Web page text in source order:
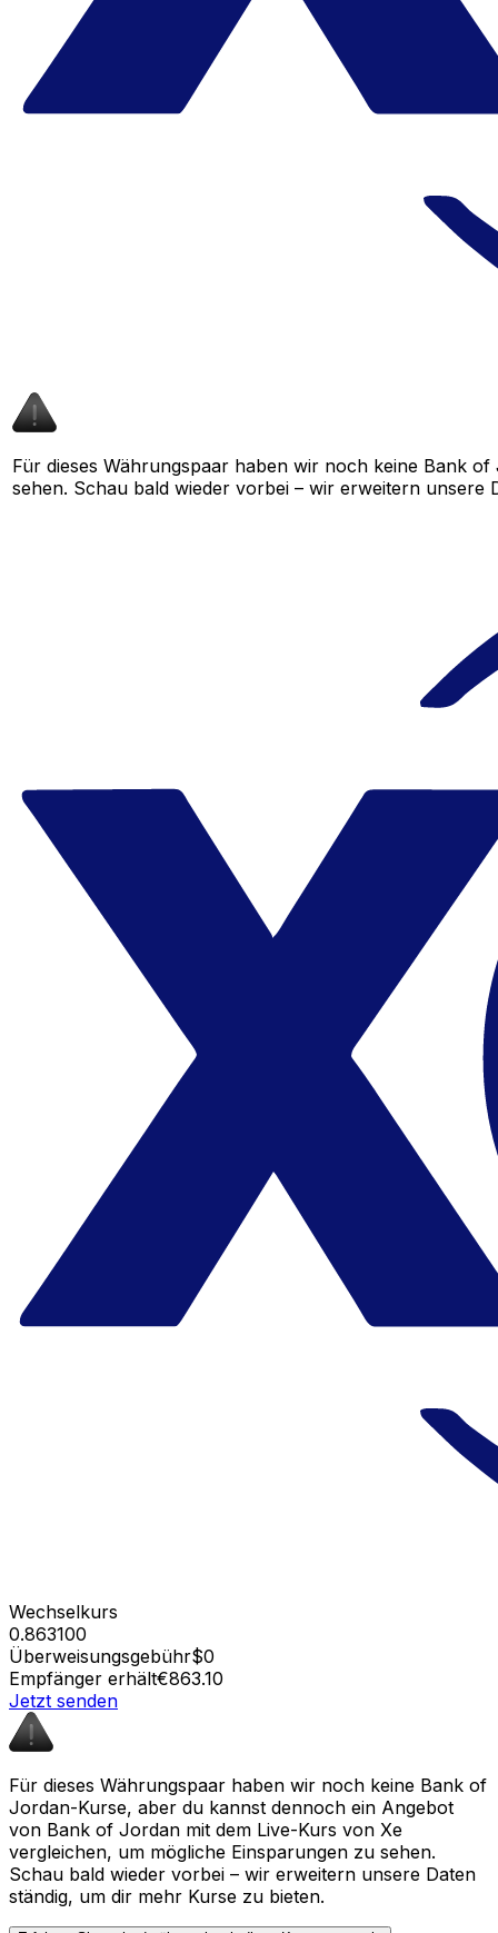
Für dieses Währungspaar haben wir noch keine Bank
sehen. Schau bald wieder vorbei – wir erweitern unsere
Wechselkurs
0.863100
Überweisungsgebühr$0
Empfänger erhält€863.10
Jetzt senden
Für dieses Währungspaar haben wir noch keine Bank of
Jordan-Kurse, aber du kannst dennoch ein Angebot
von Bank of Jordan mit dem Live-Kurs von Xe
vergleichen, um mögliche Einsparungen zu sehen.
Schau bald wieder vorbei – wir erweitern unsere Daten
ständig, um dir mehr Kurse zu bieten.